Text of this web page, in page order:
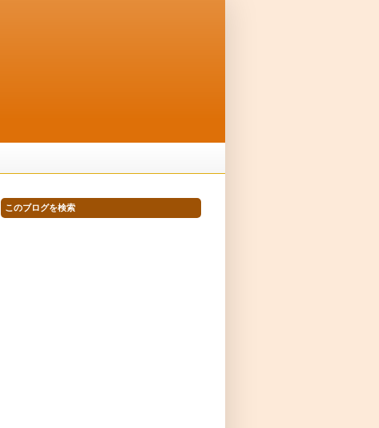
このブログを検索